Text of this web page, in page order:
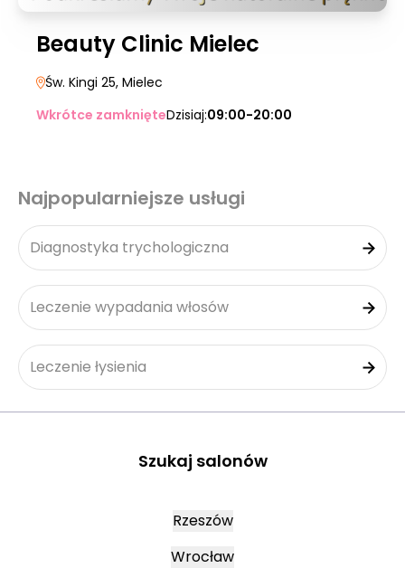
Beauty Clinic Mielec
Św. Kingi 25, Mielec
Wkrótce zamknięteDzisiaj:09:00-20:00
Najpopularniejsze usługi
Diagnostyka trychologiczna
Leczenie wypadania włosów
Leczenie łysienia
Szukaj salonów
Rzeszów
Wrocław